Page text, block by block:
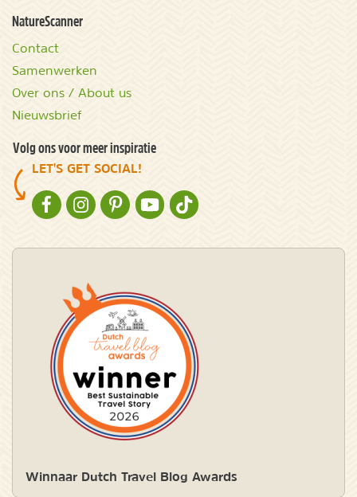
NatureScanner
Contact
Samenwerken
Over ons / About us
Nieuwsbrief
Volg ons voor meer inspiratie
LET'S GET SOCIAL!
NATURESCANNER OP FACEBOOK
NATURESCANNER OP INSTAGRAM
NATURESCANNER OP PINTEREST
NATURESCANNER OP YOUTUBE
NATURESCANNER OP TIKTOK
Winnaar Dutch Travel Blog Awards